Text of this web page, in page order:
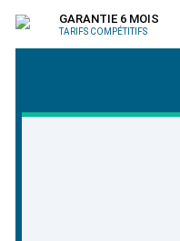
GARANTIE 6 MOIS
TARIFS COMPÉTITIFS